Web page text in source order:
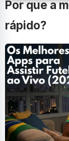
Por que a
rápido?